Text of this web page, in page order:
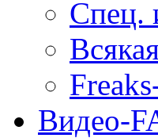
Спец.
Видео-